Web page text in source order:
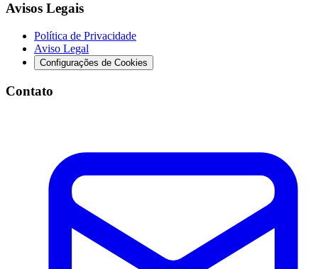
Avisos Legais
Política de Privacidade
Aviso Legal
Configurações de Cookies
Contato